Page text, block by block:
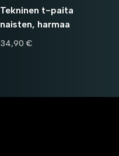
Tekninen t-paita
naisten, harmaa
34,90 €